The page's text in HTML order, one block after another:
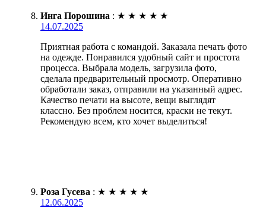
Инга Порошина : ★ ★ ★ ★ ★
14.07.2025
Приятная работа с командой. Заказала печать фото
на одежде. Понравился удобный сайт и простота
процесса. Выбрала модель, загрузила фото,
сделала предварительный просмотр. Оперативно
обработали заказ, отправили на указанный адрес.
Качество печати на высоте, вещи выглядят
классно. Без проблем носится, краски не текут.
Рекомендую всем, кто хочет выделиться!
Роза Гусева : ★ ★ ★ ★ ★
12.06.2025